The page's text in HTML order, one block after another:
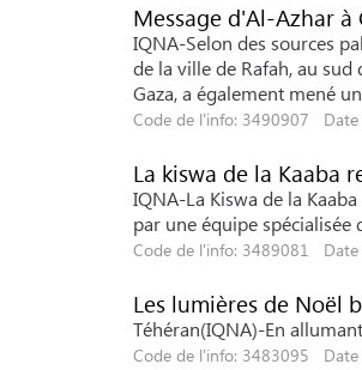
Message d'Al-Azhar à
IQNA-Selon des sources
de la ville de Rafah, au
Gaza, a également mené
Code de l'info: 3490907
La kiswa de la Kaaba
IQNA-La Kiswa de la
par une équipe
Code de l'info: 3489081
Les lumières de Noël
Téhéran(IQNA)-En
Code de l'info: 3483095